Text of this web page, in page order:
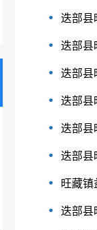
迭部县
迭部县
迭部县
迭部县
迭部县
迭部县
旺藏
迭部县